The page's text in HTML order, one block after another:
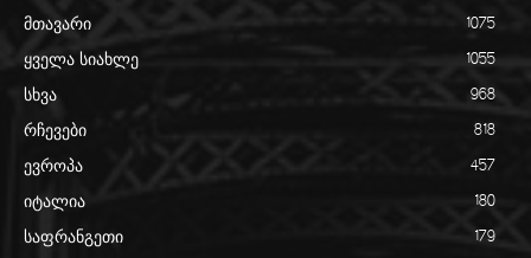
მთავარი 1075
ყველა სიახლე 1055
სხვა 968
რჩევები 818
ევროპა 457
იტალია 180
საფრანგეთი 179